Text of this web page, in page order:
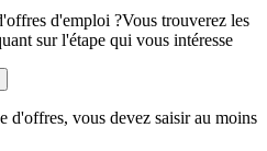
d'emploi ?Vous trouverez les
sur l'étape qui vous intéresse
d'offres, vous devez saisir au moins